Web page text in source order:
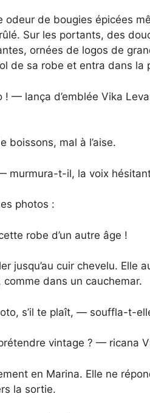
odeur de bougies épicées
Sur les portants, des
ornées de logos de
de sa robe et entra dans la
— lança d’emblée Vika
boissons, mal à l’aise.
murmura-t-il, la voix
photos :
robe d’un autre âge !
jusqu’au cuir chevelu. Elle
comme dans un cauchemar.
s’il te plaît, — souffla-t-
vintage ? — ricana
en Marina. Elle ne
la sortie.